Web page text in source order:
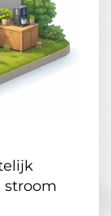
stroom